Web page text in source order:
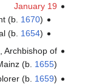
January 19
(b. 1670)
(b. 1654)
, Archbishop of
(b. 1655)
(b. 1659)